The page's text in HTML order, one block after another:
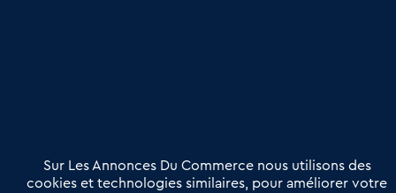
Offres Pro
Actualités
Qui sommes nous ?
Sur Les Annonces Du Commerce nous utilisons des
cookies et technologies similaires, pour améliorer votre